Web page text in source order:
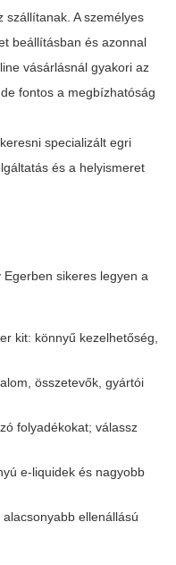
szállítanak. A személyes
beállításban és azonnal
vásárlásnál gyakori az
fontos a megbízhatóság
specializált egri
és a helyismeret
sikeres legyen a
kit: könnyű kezelhetőség,
összetevők, gyártói
folyadékokat; válassz
e-liquidek és nagyobb
ellenállású